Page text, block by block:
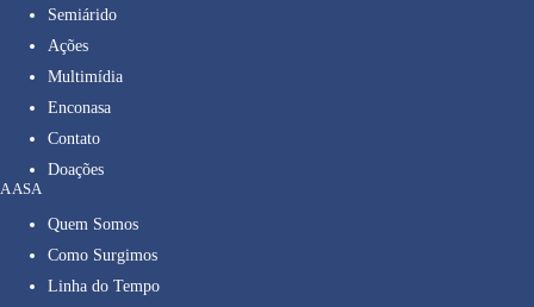
Semiárido
Ações
Multimídia
Enconasa
Contato
Doações
A ASA
Quem Somos
Como Surgimos
Linha do Tempo